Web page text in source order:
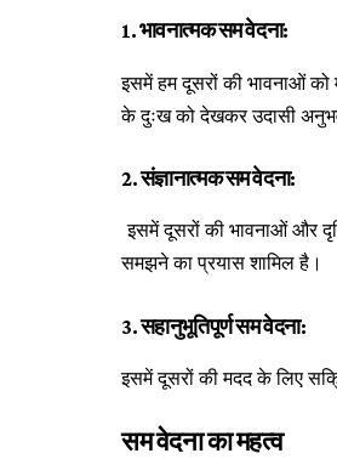
1. भावनात्मक सम वेदना:
इसमें हम दूसरों की भावनाओं
के दुःख को देखकर उदासी
2. संज्ञानात्मक सम वेदना:
इसमें दूसरों की भावनाओं और
समझने का प्रयास शामिल है।
3. सहानुभूतिपूर्ण सम वेदना:
इसमें दूसरों की मदद के लिए
सम वेदना का महत्व